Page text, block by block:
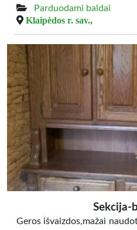
Parduodami baldai
Klaipėdos r. sav.,
Sekcija-
Geros išvaizdos,mažai